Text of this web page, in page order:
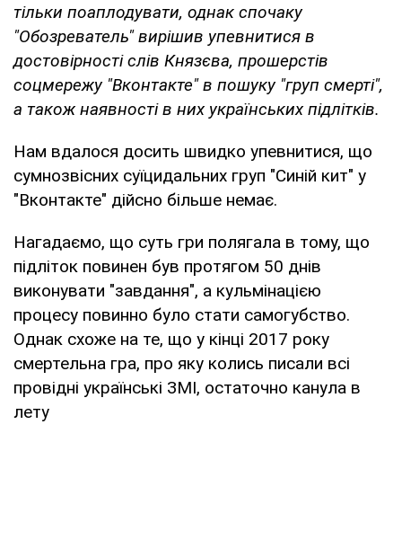
тільки поаплодувати, однак спочаку
"Обозреватель" вирішив упевнитися в
достовірності слів Князєва, прошерстів
соцмережу "Вконтакте" в пошуку "груп смерті",
а також наявності в них українських підлітків.
Нам вдалося досить швидко упевнитися, що
сумнозвісних суїцидальних груп "Синій кит" у
"Вконтакте" дійсно більше немає.
Нагадаємо, що суть гри полягала в тому, що
підліток повинен був протягом 50 днів
виконувати "завдання", а кульмінацією
процесу повинно було стати самогубство.
Однак схоже на те, що у кінці 2017 року
смертельна гра, про яку колись писали всі
провідні українські ЗМІ, остаточно канула в
лету